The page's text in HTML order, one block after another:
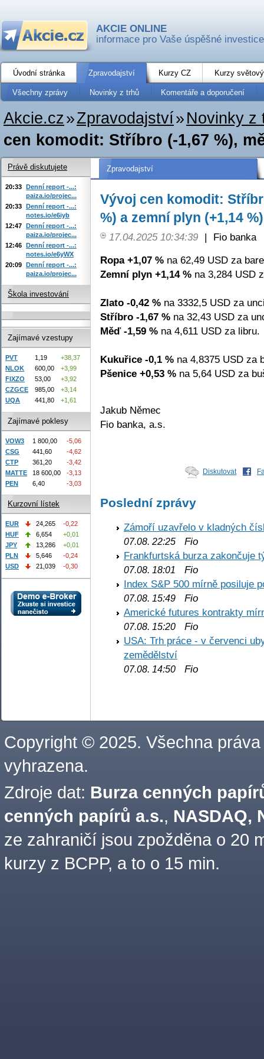
AKCIE ONLINE
informace pro Vaše úspěšné investice
Úvodní stránka Zpravodajství Kurzy CZ Kurzy
Všechny zprávy Novinky z trhů Komentáře a doporučení
Akcie.cz»Zpravodajství» Novinky z
cen komodit: Stříbro (-1,67 %),
Zpravodajství
Vývoj cen komodit:
%) a zemní plyn (+1,14 %)
17.04.2025 10:34:39 |
Fio banka
Ropa +1,07 % na 62,49 USD za
Zemní plyn +1,14 % na 3,284 USD
Zlato -0,42 % na 3332,5 USD za
Stříbro -1,67 % na 32,43 USD za
Měď -1,59 % na 4,611 USD za libru.
Kukuřice -0,1 % na 4,8375 USD za
Pšenice +0,53 % na 5,64 USD za
Jakub Němec
Fio banka, a.s.
Diskutovat
Poslední zprávy
Zámoří uzavřelo v kladných
07.08. 22:25 Fio
Frankfurtská burza zakončuje
07.08. 18:01
Fio
Index S&P 500 mírně posiluje
07.08. 15:49 Fio
Americké futures kontrakty
07.08. 15:20 Fio
USA: Trh práce - v červenci
zemědělství
07.08. 14:50 Fio
Právě diskutujete
20:33 Denní report -...:
paiza.io/projec...
20:33 Denní report -...:
notes.io/e6iyb
12:47 Denní report -...:
paiza.io/projec...
12:46 Denní report -...:
notes.io/e6yWX
20:09 Denní report -...:
paiza.io/projec...
Škola investování
Zajímavé vzestupy
PVT 1,19
+38,37
NLOK
600,00
+3,99
FIXZO
53,00
+3,92
CZGCE
985,00
+3,14
UQA
441,80 +1,61
Zajímavé poklesy
VOW3 1 800,00
-5,06
CSG
441,60
-4,62
CTP
361,20
-3,42
MATTE
18 600,00
-3,13
PEN
6,40 -3,03
Kurzovní lístek
EUR 24,265
-0,22
HUF
6,654
+0,01
JPY
13,286
+0,01
PLN
5,646
-0,24
USD
21,039 -0,30
Copyright © 2025. Všechna práva
vyhrazena.
Zdroje dat: Burza cenných
cenných papírů a.s., NASDAQ,
ze zahraničí jsou zpožděna o 20
kurzy z BCPP, a to o 15 min.